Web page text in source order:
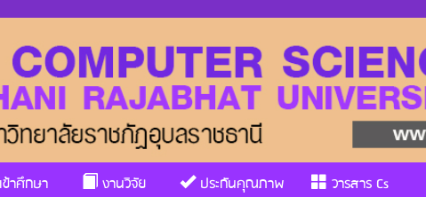
าศึกษา งานวิจัย ประกันคุณภาพ วารสาร Cs